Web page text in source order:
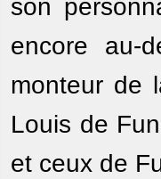
son
encore au-
monteur de
Louis de
et ceux de